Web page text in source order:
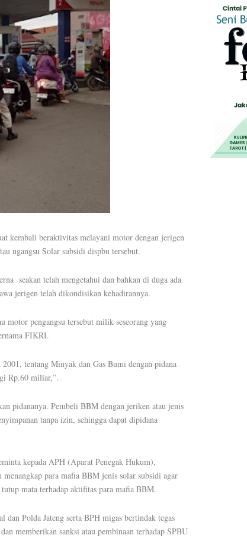
kembali beraktivitas melayani motor dengan jerigen
ngangsu Solar subsidi dispbu tersebut.
seakan telah mengetahui dan bahkan di duga ada
jerigen telah dikondisikan kehadirannya.
motor pengangsu tersebut milik seseorang yang
FIKRI.
tentang Minyak dan Gas Bumi dengan pidana
Rp.60 miliar,”.
pidananya. Pembeli BBM dengan jeriken atau jenis
tanpa izin, sehingga dapat dipidana
kepada APH (Aparat Penegak Hukum),
para mafia BBM jenis solar subsidi agar
mata terhadap aktifitas para mafia BBM.
dan Polda Jateng serta BPH migas bertindak tegas
memberikan sanksi atau pembinaan terhadap SPBU